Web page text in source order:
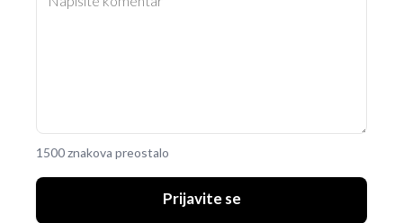
1500 znakova preostalo
Prijavite se